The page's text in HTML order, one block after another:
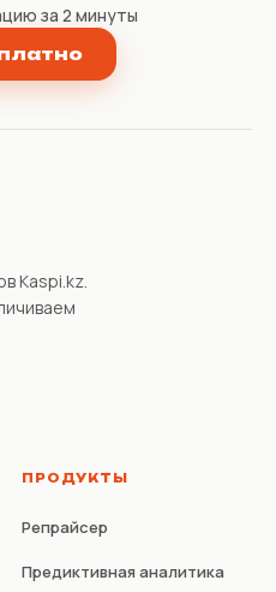
за 2 минуты
Kaspi.kz.
ПРОДУКТЫ
Репрайсер
Предиктивная аналитика